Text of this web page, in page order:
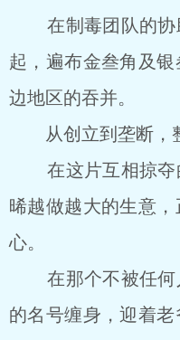
在制毒团队的协
起，遍布金叁角及
边地区的吞并。
从创立到垄断，整
在这片互相掠夺
晞越做越大的生意
心。
在那个不被任何
的名号缠身，迎着